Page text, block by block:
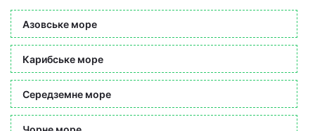
Азовське море
Карибське море
Середземне море